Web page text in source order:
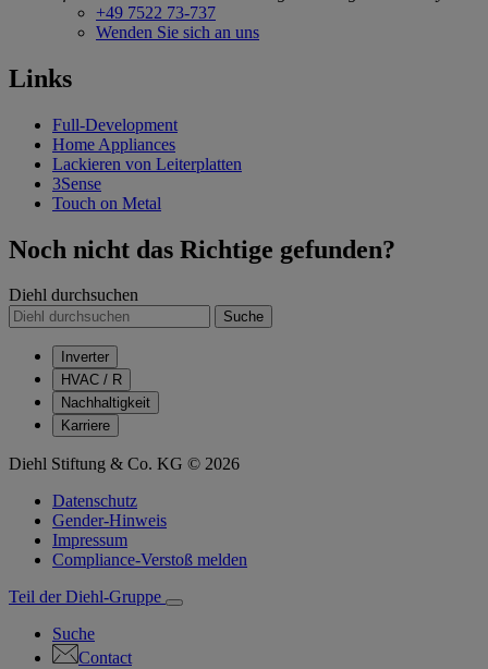
+49 7522 73-737
Wenden Sie sich an uns
Links
Full-Development
Home Appliances
Lackieren von Leiterplatten
3Sense
Touch on Metal
Noch nicht das Richtige gefunden?
Diehl durchsuchen
Suche
Inverter
HVAC / R
Nachhaltigkeit
Karriere
Diehl Stiftung & Co. KG © 2026
Datenschutz
Gender-Hinweis
Impressum
Compliance-Verstoß melden
Teil der Diehl-Gruppe
Suche
Contact